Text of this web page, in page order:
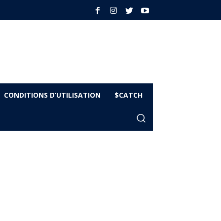
CONDITIONS D’UTILISATION $CATCH